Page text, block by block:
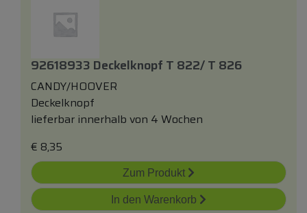
92618933 Deckelknopf T 822/ T 826
CANDY/HOOVER
Deckelknopf
lieferbar innerhalb von 4 Wochen
€ 8,35
Zum Produkt
In den Warenkorb